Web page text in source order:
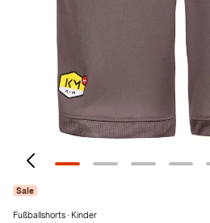
Sale
Fußballshorts · Kinder